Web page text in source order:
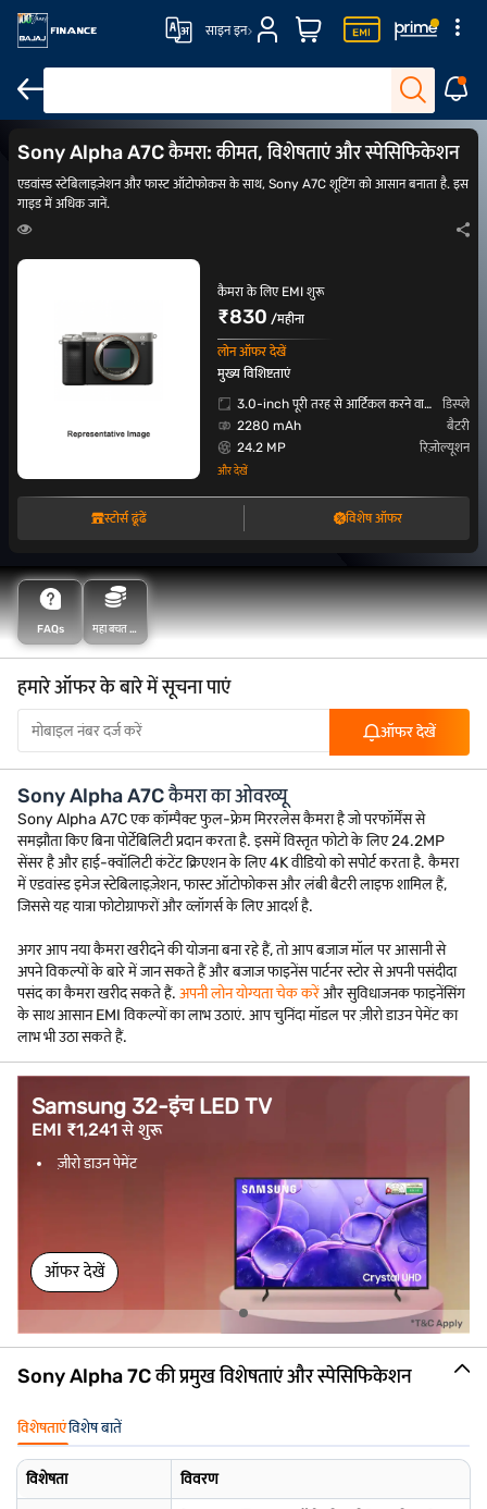
साइन इन
DSLR कैमरा ऐक्शन कैमरा Canon कैमरा Nikon कैमरा
Sony Alpha A7C कैमरा: कीमत, विशेषताएं और स्पेसिफिकेशन
एडवांस्ड स्टेबिलाइज़ेशन और फास्ट ऑटोफोकस के साथ, Sony A7C शूटिंग को आसान बनाता है. इस
गाइड में अधिक जानें.
कैमरा के लिए EMI शुरू
₹830 /महीना
लोन ऑफर देखें
मुख्य विशिष्टताएं
3.0-inch पूरी तरह से आर्टिकल करने वाली स्क्रीन
डिस्प्ले
2280 mAh
बैटरी
24.2 MP
रिज़ोल्यूशन
और देखें
स्टोर्स ढूंढें विशेष ऑफर
FAQs
महा बचत के
साथ अधिक
हमारे ऑफर के बारे में सूचना पाएं
ऑफर देखें
Sony Alpha A7C कैमरा का ओवरव्यू
Sony Alpha A7C एक कॉम्पैक्ट फुल-फ्रेम मिररलेस कैमरा है जो परफॉर्मेंस से
समझौता किए बिना पोर्टेबिलिटी प्रदान करता है. इसमें विस्तृत फोटो के लिए 24.2MP
सेंसर है और हाई-क्वॉलिटी कंटेंट क्रिएशन के लिए 4K वीडियो को सपोर्ट करता है. कैमरा
में एडवांस्ड इमेज स्टेबिलाइज़ेशन, फास्ट ऑटोफोकस और लंबी बैटरी लाइफ शामिल हैं,
जिससे यह यात्रा फोटोग्राफरों और व्लॉगर्स के लिए आदर्श है.
अगर आप नया कैमरा खरीदने की योजना बना रहे हैं, तो आप बजाज मॉल पर आसानी से
अपने विकल्पों के बारे में जान सकते हैं और बजाज फाइनेंस पार्टनर स्टोर से अपनी पसंदीदा
पसंद का कैमरा खरीद सकते हैं. अपनी लोन योग्यता चेक करेंऔर सुविधाजनक फाइनेंसिंग
के साथ आसान EMI विकल्पों का लाभ उठाएं. आप चुनिंदा मॉडल पर ज़ीरो डाउन पेमेंट का
लाभ भी उठा सकते हैं.
Samsung 32-इंच LED TV
EMI ₹1,241 से शुरू
ज़ीरो डाउन पेमेंट
ऑफर देखें
Sony Alpha 7C की प्रमुख विशेषताएं और स्पेसिफिकेशन
विशेषताएंविशेष बातें
विशेषता विवरण